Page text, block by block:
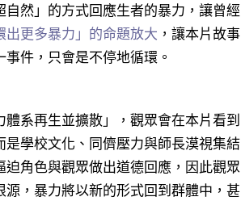
然」的方式回應生者的暴力，讓曾經
更多暴力」的命題放大 ，讓本片故事
件，只會是不停地循環。
體系再生並擴散」，觀眾會在本片看到
學校文化、同儕壓力與師長漠視集結
角色與觀眾做出道德回應，因此觀眾
，暴力將以新的形式回到群體中，甚